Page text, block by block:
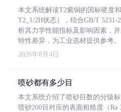
本文系统解读T2紫铜的国标硬度
T2_1/2H状态），结合GB/T 5231-
析其力学性能指标及影响因素，
特性差异，为工业选材提供参考。
2026年8月4日
喷砂都有多少目
本文系统介绍了喷砂目数的分级
喷砂200目对应的表面粗糙度（Ra